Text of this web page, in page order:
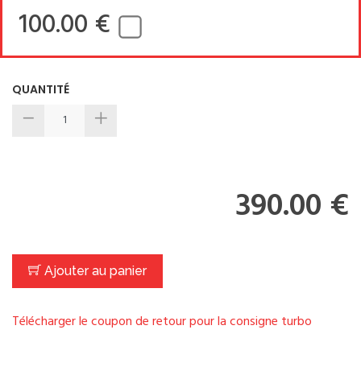
100.00 €
QUANTITÉ
390.00 €
Ajouter au panier
Télécharger le coupon de retour pour la consigne turbo